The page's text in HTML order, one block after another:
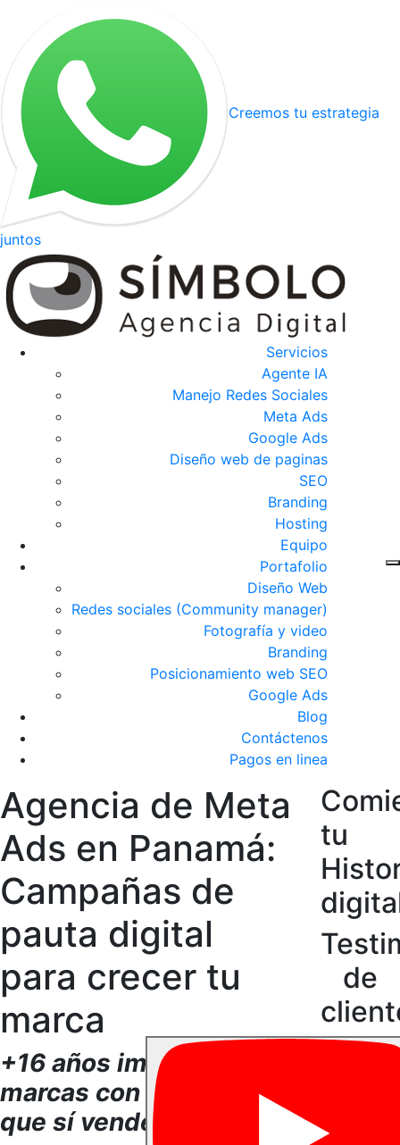
Creemos tu estrategia
juntos
Servicios
Agente IA
Manejo Redes Sociales
Meta Ads
Google Ads
Diseño web de paginas
SEO
Branding
Hosting
Equipo
Portafolio
Diseño Web
Redes sociales (Community manager)
Fotografía y video
Branding
Posicionamiento web SEO
Google Ads
Blog
Contáctenos
Pagos en linea
Agencia de Meta
Ads en Panamá:
Campañas de
pauta digital
para crecer tu
marca
+16 años impulsando
marcas con estrategia
que sí venden
tu
de